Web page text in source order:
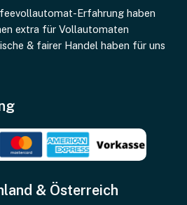
werden.
Vollautomat anwenden:
in das dafür vorgesehene
gemäß
vollständig
Erfahrung haben
extra für Vollautomaten
& fairer Handel haben für uns
& Österreich